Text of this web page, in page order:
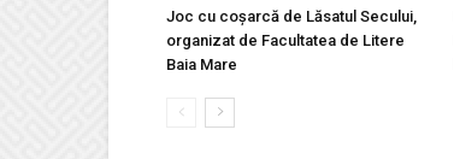
Joc cu coșarcă de Lăsatul Secului,
organizat de Facultatea de Litere
Baia Mare